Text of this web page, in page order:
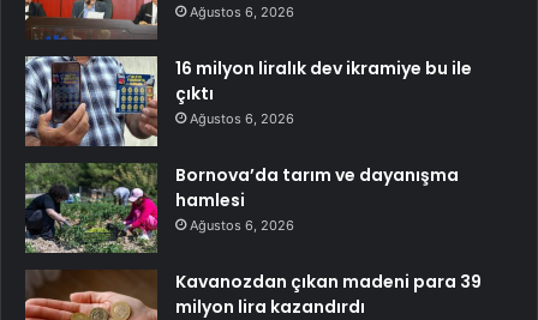
Ağustos 6, 2026
16 milyon liralık dev ikramiye bu ile
çıktı
Ağustos 6, 2026
Bornova’da tarım ve dayanışma
hamlesi
Ağustos 6, 2026
Kavanozdan çıkan madeni para 39
milyon lira kazandırdı